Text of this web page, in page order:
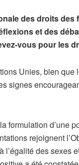
des droits des
et des
vous pour les
Unies, bien
signes
d’une
rejoignent
des sexes